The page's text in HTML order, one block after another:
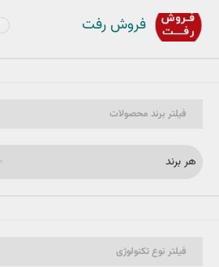
فروش رفت
فیلتر برند محصولات
هر برند
فیلتر نوع تکنولوژی